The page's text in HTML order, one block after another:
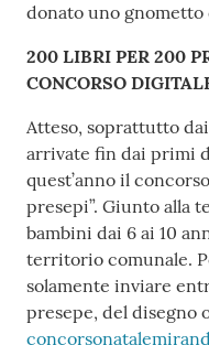
donato uno gnometto
200 LIBRI PER 200
CONCORSO
Atteso, soprattutto
arrivate fin dai primi
quest’anno il
presepi”. Giunto alla
bambini dai 6 ai 10
territorio comunale.
solamente inviare
presepe, del disegno